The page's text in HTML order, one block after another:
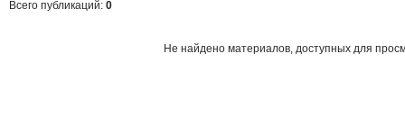
Всего публикаций: 0
Не найдено материалов, доступных для